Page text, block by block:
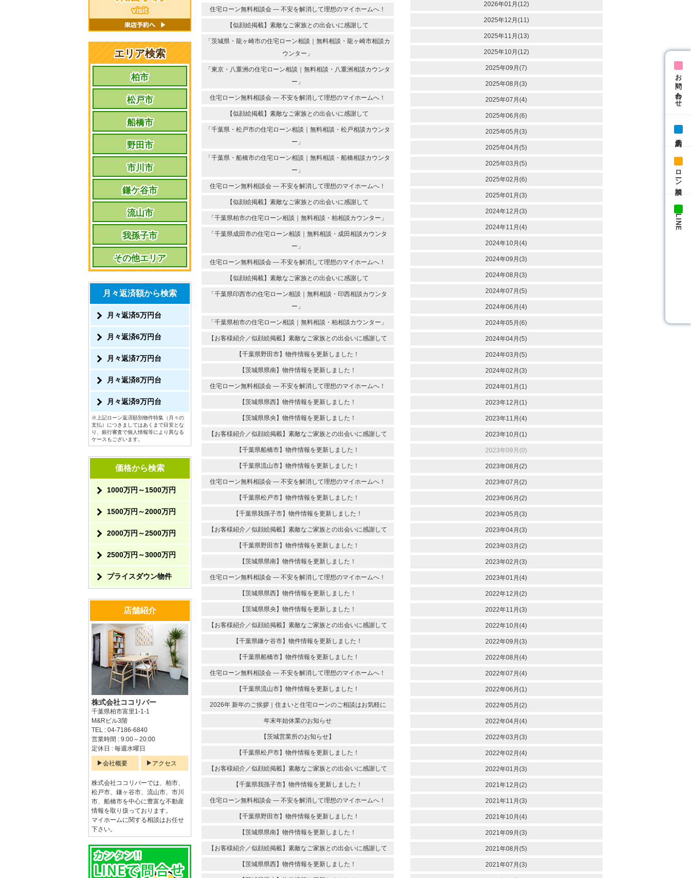
お問い合わせ
ローン相談
LINE
住宅ローン無料相談会 ― 不安を解消して理想のマイホームへ！
【似顔絵掲載】素敵なご家族との出会いに感謝して
「茨城県・龍ヶ崎市の住宅ローン相談｜無料相談・龍ヶ崎市相談カ
ウンター」
「東京・八重洲の住宅ローン相談｜無料相談・八重洲相談カウンタ
ー」
住宅ローン無料相談会 ― 不安を解消して理想のマイホームへ！
【似顔絵掲載】素敵なご家族との出会いに感謝して
「千葉県・松戸市の住宅ローン相談｜無料相談・松戸相談カウンタ
ー」
「千葉県・船橋市の住宅ローン相談｜無料相談・船橋相談カウンタ
ー」
住宅ローン無料相談会 ― 不安を解消して理想のマイホームへ！
【似顔絵掲載】素敵なご家族との出会いに感謝して
「千葉県柏市の住宅ローン相談｜無料相談・柏相談カウンター」
「千葉県成田市の住宅ローン相談｜無料相談・成田相談カウンタ
ー」
住宅ローン無料相談会 ― 不安を解消して理想のマイホームへ！
【似顔絵掲載】素敵なご家族との出会いに感謝して
「千葉県印西市の住宅ローン相談｜無料相談・印西相談カウンタ
ー」
「千葉県柏市の住宅ローン相談｜無料相談・柏相談カウンター」
【お客様紹介／似顔絵掲載】素敵なご家族との出会いに感謝して
【千葉県野田市】物件情報を更新しました！
【茨城県県南】物件情報を更新しました！
住宅ローン無料相談会 ― 不安を解消して理想のマイホームへ！
【茨城県県西】物件情報を更新しました！
【茨城県県央】物件情報を更新しました！
【お客様紹介／似顔絵掲載】素敵なご家族との出会いに感謝して
【千葉県船橋市】物件情報を更新しました！
【千葉県流山市】物件情報を更新しました！
住宅ローン無料相談会 ― 不安を解消して理想のマイホームへ！
【千葉県松戸市】物件情報を更新しました！
【千葉県我孫子市】物件情報を更新しました！
【お客様紹介／似顔絵掲載】素敵なご家族との出会いに感謝して
【千葉県野田市】物件情報を更新しました！
【茨城県県南】物件情報を更新しました！
住宅ローン無料相談会 ― 不安を解消して理想のマイホームへ！
【茨城県県西】物件情報を更新しました！
【茨城県県央】物件情報を更新しました！
【お客様紹介／似顔絵掲載】素敵なご家族との出会いに感謝して
【千葉県鎌ケ谷市】物件情報を更新しました！
【千葉県船橋市】物件情報を更新しました！
住宅ローン無料相談会 ― 不安を解消して理想のマイホームへ！
【千葉県流山市】物件情報を更新しました！
2026年 新年のご挨拶｜住まいと住宅ローンのご相談はお気軽に
年末年始休業のお知らせ
【茨城営業所のお知らせ】
【千葉県松戸市】物件情報を更新しました！
【お客様紹介／似顔絵掲載】素敵なご家族との出会いに感謝して
【千葉県我孫子市】物件情報を更新しました！
住宅ローン無料相談会 ― 不安を解消して理想のマイホームへ！
【千葉県野田市】物件情報を更新しました！
【茨城県県南】物件情報を更新しました！
【お客様紹介／似顔絵掲載】素敵なご家族との出会いに感謝して
【茨城県県西】物件情報を更新しました！
2026年01月(12)
2025年12月(11)
2025年11月(13)
2025年10月(12)
2025年09月(7)
2025年08月(3)
2025年07月(4)
2025年06月(6)
2025年05月(3)
2025年04月(5)
2025年03月(5)
2025年02月(6)
2025年01月(3)
2024年12月(3)
2024年11月(4)
2024年10月(4)
2024年09月(3)
2024年08月(3)
2024年07月(5)
2024年06月(4)
2024年05月(6)
2024年04月(5)
2024年03月(5)
2024年02月(3)
2024年01月(1)
2023年12月(1)
2023年11月(4)
2023年10月(1)
2023年09月(0)
2023年08月(2)
2023年07月(2)
2023年06月(2)
2023年05月(3)
2023年04月(3)
2023年03月(2)
2023年02月(3)
2023年01月(4)
2022年12月(2)
2022年11月(3)
2022年10月(4)
2022年09月(3)
2022年08月(4)
2022年07月(4)
2022年06月(1)
2022年05月(2)
2022年04月(4)
2022年03月(3)
2022年02月(4)
2022年01月(3)
2021年12月(2)
2021年11月(3)
2021年10月(4)
2021年09月(3)
2021年08月(5)
2021年07月(3)
エリア検索
柏市
松戸市
船橋市
野田市
市川市
鎌ケ谷市
流山市
我孫子市
その他エリア
月々返済額から検索
月々返済5万円台
月々返済6万円台
月々返済7万円台
月々返済8万円台
月々返済9万円台
※上記ローン返済額別物件特集（月々の
支払）につきましてはあくまで目安とな
り、銀行審査で個人情報等により異なる
ケースもございます。
価格から検索
1000万円～1500万円
1500万円～2000万円
2000万円～2500万円
2500万円～3000万円
プライスダウン物件
店舗紹介
株式会社ココリバー
千葉県柏市富里1-1-1
M&Rビル3階
TEL : 04-7186-6840
営業時間 : 9:00～20:00
定休日 : 毎週水曜日
会社概要 アクセス
株式会社ココリバーでは、柏市、
松戸市、鎌ヶ谷市、流山市、市川
市、船橋市を中心に豊富な不動産
情報を取り扱っております。
マイホームに関する相談はお任せ
下さい。